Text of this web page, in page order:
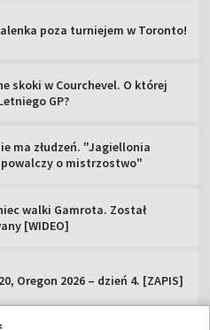
poza turniejem w Toronto!
skoki w Courchevel. O której
GP?
ma złudzeń. "Jagiellonia
o mistrzostwo"
walki Gamrota. Został
[WIDEO]
Oregon 2026 – dzień 4. [ZAPIS]